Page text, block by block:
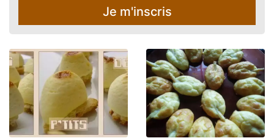
Je m'inscris